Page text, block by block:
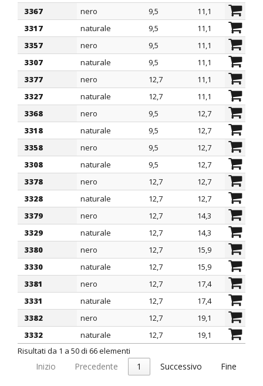
3367
nero 9,5 11,1
3317
naturale 9,5 11,1
3357
nero 9,5 11,1
3307
naturale 9,5 11,1
3377
nero 12,7 11,1
3327
naturale 12,7 11,1
3368
nero 9,5 12,7
3318
naturale 9,5 12,7
3358
nero 9,5 12,7
3308
naturale 9,5 12,7
3378
nero 12,7 12,7
3328
naturale 12,7 12,7
3379
nero 12,7 14,3
3329
naturale 12,7 14,3
3380
nero 12,7 15,9
3330
naturale 12,7 15,9
3381
nero 12,7 17,4
3331
naturale 12,7 17,4
3382
nero 12,7 19,1
3332
naturale 12,7 19,1
Risultati da 1 a 50 di 66 elementi
Inizio Precedente 1 Successivo Fine